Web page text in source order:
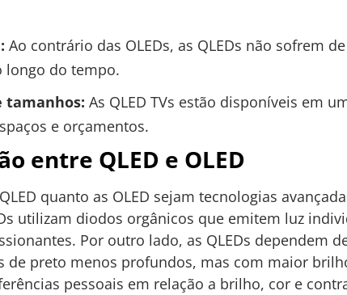
Ao contrário das OLEDs, as QLEDs não sofrem
longo do tempo.
tamanhos: As QLED TVs estão disponíveis em
e orçamentos.
entre QLED e OLED
quanto as OLED sejam tecnologias
utilizam diodos orgânicos que emitem luz
Por outro lado, as QLEDs dependem
de preto menos profundos, mas com maior
pessoais em relação a brilho, cor e